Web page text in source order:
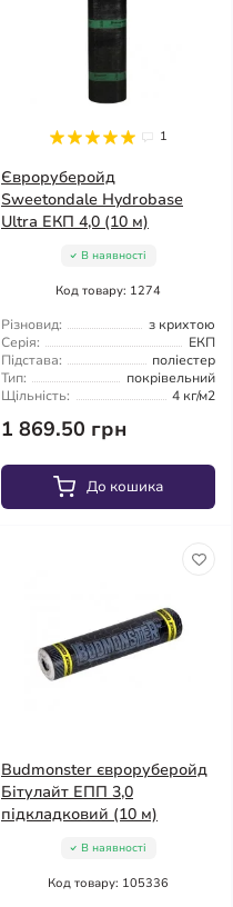
1
Євроруберойд
Sweetondale Hydrobase
Ultra ЕКП 4,0 (10 м)
В наявності
Код товару: 1274
Різновид:
з крихтою
Серія:
ЕКП
Підстава:
поліестер
Тип:
покрівельний
Щільність:
4 кг/м2
1 869.50 грн
До кошика
Budmonster євроруберойд
Бітулайт ЕПП 3,0
підкладковий (10 м)
В наявності
Код товару: 105336